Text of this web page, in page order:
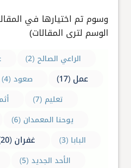
وسوم تم اختيارها في
الوسم لترى المقالات)
الراعي الصالح (2)
عمل (17) صعود (4)
تعليم (7)
يوحنا المعمدان (6)
البابا (3)
غفران (20)
الأحد الجديد (5)